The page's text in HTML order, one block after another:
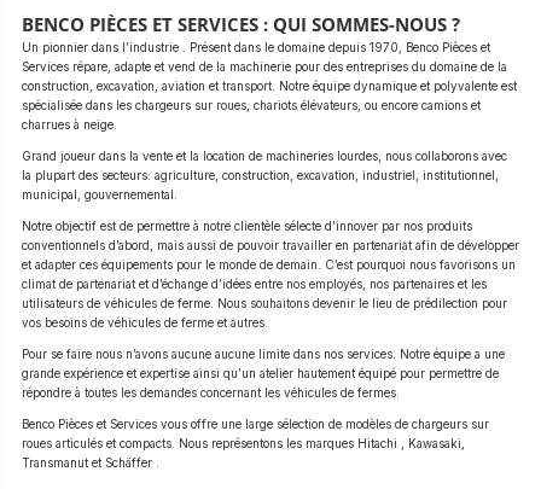
BENCO PIÈCES ET SERVICES : QUI SOMMES-NOUS ?
Un pionnier dans l’industrie . Présent dans le domaine depuis 1970, Benco Pièces et
Services répare, adapte et vend de la machinerie pour des entreprises du domaine de la
construction, excavation, aviation et transport. Notre équipe dynamique et polyvalente est
spécialisée dans les chargeurs sur roues, chariots élévateurs, ou encore camions et
charrues à neige.
Grand joueur dans la vente et la location de machineries lourdes, nous collaborons avec
la plupart des secteurs: agriculture, construction, excavation, industriel, institutionnel,
municipal, gouvernemental.
Notre objectif est de permettre à notre clientèle sélecte d’innover par nos produits
conventionnels d’abord, mais aussi de pouvoir travailler en partenariat afin de développer
et adapter ces équipements pour le monde de demain. C’est pourquoi nous favorisons un
climat de partenariat et d’échange d’idées entre nos employés, nos partenaires et les
utilisateurs de véhicules de ferme. Nous souhaitons devenir le lieu de prédilection pour
vos besoins de véhicules de ferme et autres.
Pour se faire nous n’avons aucune aucune limite dans nos services. Notre équipe a une
grande expérience et expertise ainsi qu’un atelier hautement équipé pour permettre de
répondre à toutes les demandes concernant les véhicules de fermes.
Benco Pièces et Services vous offre une large sélection de modèles de chargeurs sur
roues articulés et compacts. Nous représentons les marques Hitachi , Kawasaki,
Transmanut et Schäffer .